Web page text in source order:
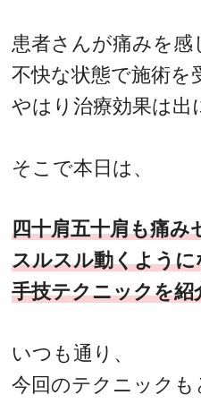
患者さんが痛みを感
不快な状態で施術を
やはり治療効果は出
そこで本日は、
四十肩五十肩も痛み
スルスル動くように
手技テクニックを紹
いつも通り、
今回のテクニックも